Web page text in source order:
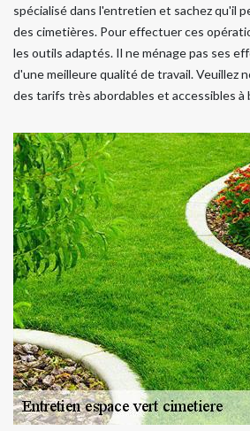
spécialisé dans l'entretien et sachez qu'il
des cimetières. Pour effectuer ces
les outils adaptés. Il ne ménage pas ses
d'une meilleure qualité de travail. Veuillez
des tarifs très abordables et accessibles à